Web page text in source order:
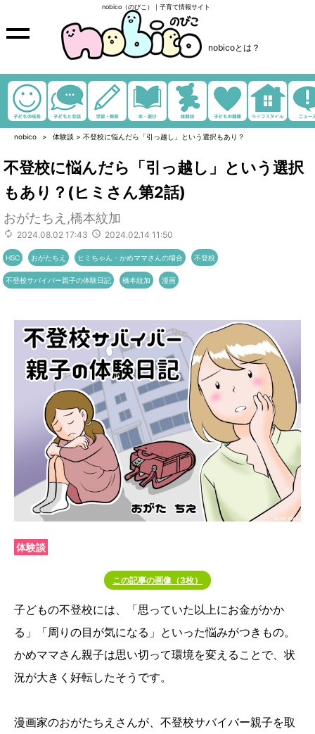
nobico（のびこ）｜子育て情報サイト
nobicoとは？
nobico 体験談 > 不登校に悩んだら「引っ越し」という選択もあり？
不登校に悩んだら「引っ越し」という選択
もあり？(ヒミさん第2話)
おがたちえ,橋本紋加
2024.08.02 17:43 2024.02.14 11:50
HSC おがたちえ ヒミちゃん・かめママさんの場合 不登校
不登校サバイバー親子の体験日記 橋本紋加 漫画
体験談
この記事の画像（3枚）
子どもの不登校には、「思っていた以上にお金がかか
る」「周りの目が気になる」といった悩みがつきもの。
かめママさん親子は思い切って環境を変えることで、状
況が大きく好転したそうです。
漫画家のおがたちえさんが、不登校サバイバー親子を取